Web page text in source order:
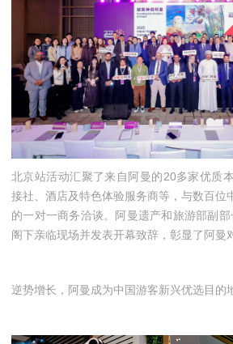
北京站活动汇聚了来自阿曼的20多家优质
接社、酒店及特色体验服务商等，与数百位
的一对一商务洽谈。阿曼遗产和旅游部副
阁下亲临现场并发表开幕致辞，彰显了阿曼
逆势增长，阿曼成为中国游客新兴优选目的